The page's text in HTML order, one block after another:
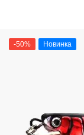
-50% Новинка